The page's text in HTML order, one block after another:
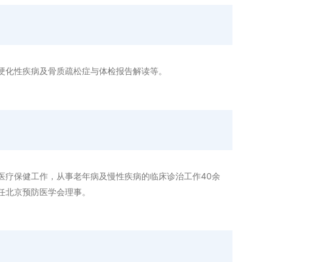
性疾病及骨质疏松症与体检报告解读等。
保健工作，从事老年病及慢性疾病的临床诊治工作40余
京预防医学会理事。